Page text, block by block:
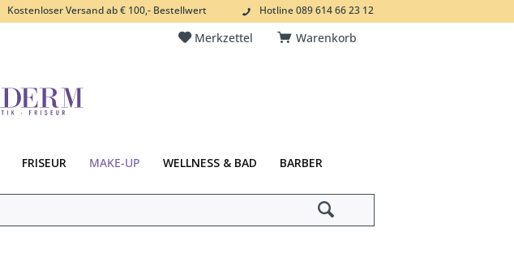
Kostenloser Versand ab € 100,- Bestellwert Hotline 089 614 66 23 12
Warenkorb
Merkzettel
FRISEUR MAKE-UP WELLNESS & BAD BARBER